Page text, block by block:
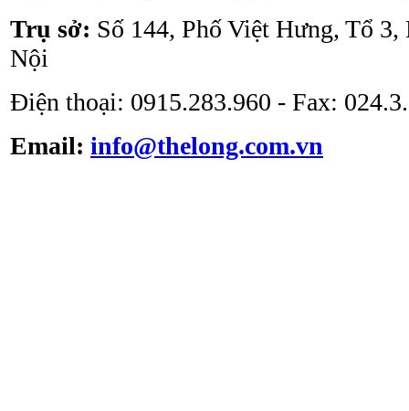
Trụ sở: Số 144, Phố Việt Hưng, Tổ
Nội
Điện thoại: 0915.283.960 - Fax:
Email: info@thelong.com.vn